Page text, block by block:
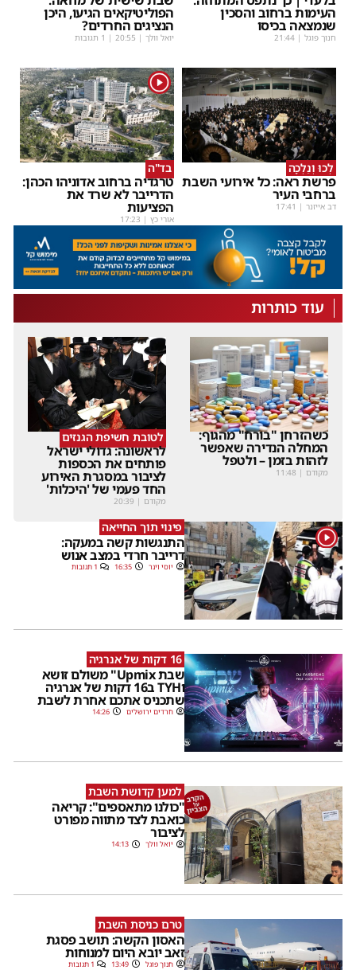
העימות ברחוב והסכין
שנמצאה בכיסו
חנוך פוגל |
21:44
הפוליטיקאים הגיעו, היכן
הנציגים החרדים?
יואל וולך |
20:55 | 1 תגובות
לְכוּ וְנֵלְכָה
פרשת ראה: כל אירועי השבת
ברחבי העיר
דב אייזנר |
17:41
1
בד"ה
טרגדיה ברחוב אדוניהו הכהן:
הדרייבר לא שרד את
הפציעות
אורי כץ |
17:23
עוד כותרות
כשהזרחן "בורח" מהגוף:
המחלה הנדירה שאפשר
לזהות בזמן – ולטפל
מקודם |
11:48
לטובת חשיפת הגנזים
לראשונה: גדולי ישראל
פותחים את הכספות
לציבור במסגרת האירוע
החד פעמי של 'היכלות'
מקודם |
20:39
1 פינוי תוך החייאה
התנגשות קשה במעקה:
דרייבר חרדי במצב אנוש
יוסי וינר 16:35 1 תגובות
16 דקות של אנרגיה
שבת Upmix" משולם זושא
וTYH ב16 דקות של אנרגיה
שתכניס אתכם אחרת לשבת
חרדים ירושלים 14:26
למען קדושת השבת
"כולנו מתאספים": קריאה
כואבת לצד מתווה מפורט
לציבור
יואל וולך 14:13
טרם כניסת השבת
האסון הקשה: תושב פסגת
זאב יובא היום למנוחות
חנוך פוגל 13:49 1 תגובות